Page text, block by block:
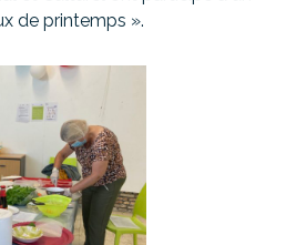
de printemps ».